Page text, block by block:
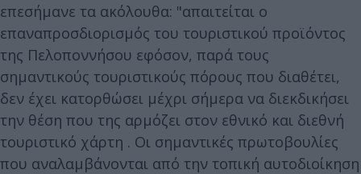
επεσήμανε τα ακόλουθα: "απαιτείται ο
επαναπροσδιορισμός του τουριστικού προϊόντος
της Πελοποννήσου εφόσον, παρά τους
σημαντικούς τουριστικούς πόρους που διαθέτει,
δεν έχει κατορθώσει μέχρι σήμερα να διεκδικήσει
την θέση που της αρμόζει στον εθνικό και διεθνή
τουριστικό χάρτη . Οι σημαντικές πρωτοβουλίες
που αναλαμβάνονται από την τοπική αυτοδιοίκηση